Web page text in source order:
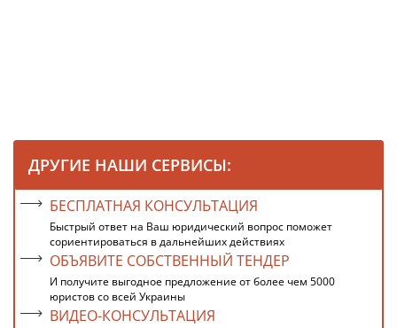
ДРУГИЕ НАШИ СЕРВИСЫ:
БЕСПЛАТНАЯ КОНСУЛЬТАЦИЯ
Быстрый ответ на Ваш юридический вопрос поможет
сориентироваться в дальнейших действиях
ОБЪЯВИТЕ СОБСТВЕННЫЙ ТЕНДЕР
И получите выгодное предложение от более чем 5000
юристов со всей Украины
ВИДЕО-КОНСУЛЬТАЦИЯ